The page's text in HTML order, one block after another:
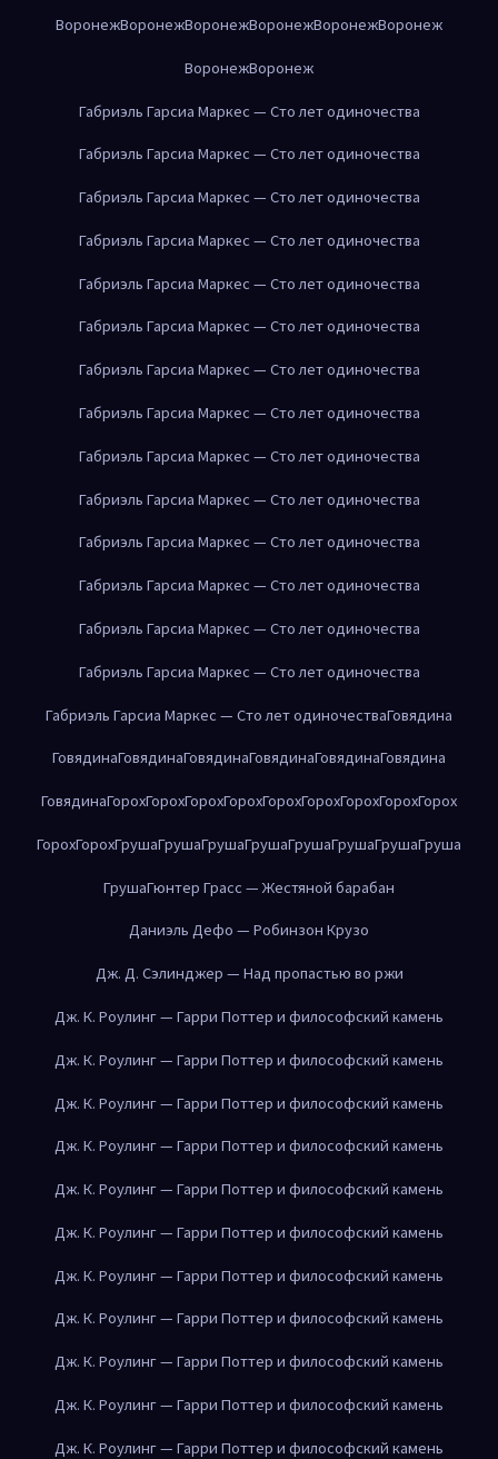
ВоронежВоронежВоронежВоронежВоронежВоронеж
ВоронежВоронеж
Габриэль Гарсиа Маркес — Сто лет одиночества
Габриэль Гарсиа Маркес — Сто лет одиночества
Габриэль Гарсиа Маркес — Сто лет одиночества
Габриэль Гарсиа Маркес — Сто лет одиночества
Габриэль Гарсиа Маркес — Сто лет одиночества
Габриэль Гарсиа Маркес — Сто лет одиночества
Габриэль Гарсиа Маркес — Сто лет одиночества
Габриэль Гарсиа Маркес — Сто лет одиночества
Габриэль Гарсиа Маркес — Сто лет одиночества
Габриэль Гарсиа Маркес — Сто лет одиночества
Габриэль Гарсиа Маркес — Сто лет одиночества
Габриэль Гарсиа Маркес — Сто лет одиночества
Габриэль Гарсиа Маркес — Сто лет одиночества
Габриэль Гарсиа Маркес — Сто лет одиночества
Габриэль Гарсиа Маркес — Сто лет одиночестваГовядина
ГовядинаГовядинаГовядинаГовядинаГовядинаГовядина
ГовядинаГорохГорохГорохГорохГорохГорохГорохГорохГорох
ГорохГорохГрушаГрушаГрушаГрушаГрушаГрушаГрушаГруша
ГрушаГюнтер Грасс — Жестяной барабан
Даниэль Дефо — Робинзон Крузо
Дж. Д. Сэлинджер — Над пропастью во ржи
Дж. К. Роулинг — Гарри Поттер и философский камень
Дж. К. Роулинг — Гарри Поттер и философский камень
Дж. К. Роулинг — Гарри Поттер и философский камень
Дж. К. Роулинг — Гарри Поттер и философский камень
Дж. К. Роулинг — Гарри Поттер и философский камень
Дж. К. Роулинг — Гарри Поттер и философский камень
Дж. К. Роулинг — Гарри Поттер и философский камень
Дж. К. Роулинг — Гарри Поттер и философский камень
Дж. К. Роулинг — Гарри Поттер и философский камень
Дж. К. Роулинг — Гарри Поттер и философский камень
Дж. К. Роулинг — Гарри Поттер и философский камень